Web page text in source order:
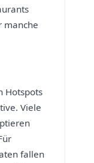
manche
Hotspots
Viele
fallen